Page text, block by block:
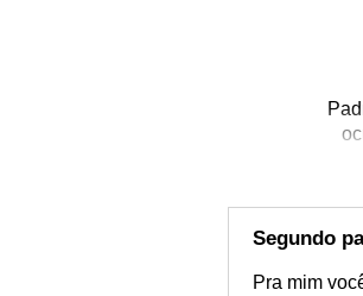
Segundo
Pra mim